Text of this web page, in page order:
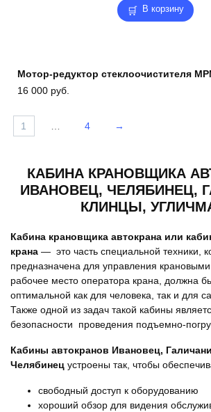
В корзину
Мотор-редуктор стеклоочистителя
16 000 руб.
1 … 4 →
КАБИНА КРАНОВЩИКА
ИВАНОВЕЦ, ЧЕЛЯБИНЕЦ,
КЛИНЦЫ,
Кабина крановщика автокрана или
крана — это часть специальной техники,
предназначена для управления
рабочее место оператора крана, должна
оптимальной как для человека, так и для
Также одной из задач такой кабины
безопасности проведения подъемно-
Кабины автокранов Ивановец,
Челябинец устроены так, чтобы
свободный доступ к оборудованию
хороший обзор для видения